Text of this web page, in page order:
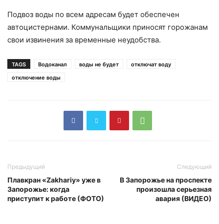
Подвоз воды по всем адресам будет обеспечен
автоцистернами. Коммунальщики приносят горожанам
свои извинения за временные неудобства.
TAGS Водоканал воды не будет
отключат воду
отключение воды
Предыдущий
Плавкран «Zakhariy» уже в
Запорожье: когда
приступит к работе (ФОТО)
Следующий
В Запорожье на проспекте
произошла серьезная
авария (ВИДЕО)